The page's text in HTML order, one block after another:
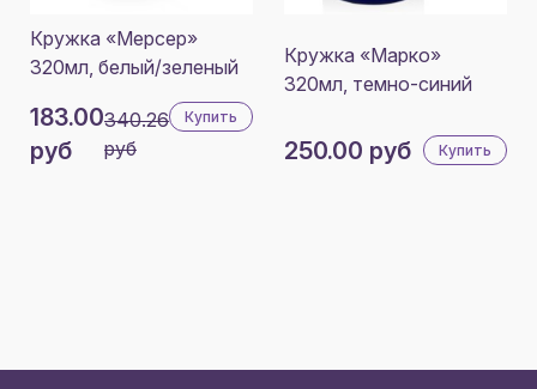
Кружка «Мерсер»
320мл, белый/зеленый
183.00
руб
340.26
руб
Купить
Кружка «Марко»
320мл, темно-синий
250.00 руб Купить